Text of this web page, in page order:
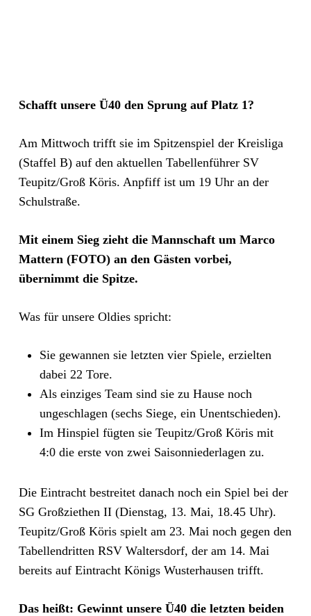
Schafft unsere Ü40 den Sprung auf Platz 1?
Am Mittwoch trifft sie im Spitzenspiel der Kreisliga
(Staffel B) auf den aktuellen Tabellenführer SV
Teupitz/Groß Köris. Anpfiff ist um 19 Uhr an der
Schulstraße.
Mit einem Sieg zieht die Mannschaft um Marco
Mattern (FOTO) an den Gästen vorbei,
übernimmt die Spitze.
Was für unsere Oldies spricht:
Sie gewannen sie letzten vier Spiele, erzielten
dabei 22 Tore.
Als einziges Team sind sie zu Hause noch
ungeschlagen (sechs Siege, ein Unentschieden).
Im Hinspiel fügten sie Teupitz/Groß Köris mit
4:0 die erste von zwei Saisonniederlagen zu.
Die Eintracht bestreitet danach noch ein Spiel bei der
SG Großziethen II (Dienstag, 13. Mai, 18.45 Uhr).
Teupitz/Groß Köris spielt am 23. Mai noch gegen den
Tabellendritten RSV Waltersdorf, der am 14. Mai
bereits auf Eintracht Königs Wusterhausen trifft.
Das heißt: Gewinnt unsere Ü40 die letzten beiden